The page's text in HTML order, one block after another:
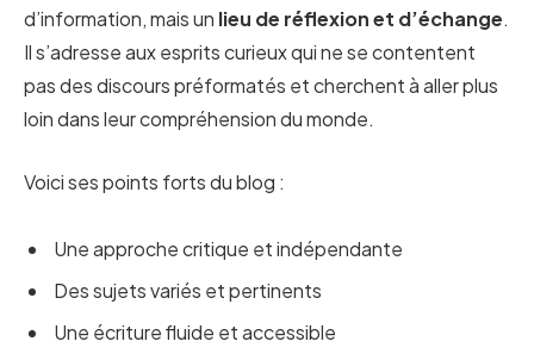
d’information, mais un lieu de réflexion et d’échange.
Il s’adresse aux esprits curieux qui ne se contentent
pas des discours préformatés et cherchent à aller plus
loin dans leur compréhension du monde.
Voici ses points forts du blog :
Une approche critique et indépendante
Des sujets variés et pertinents
Une écriture fluide et accessible